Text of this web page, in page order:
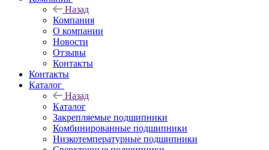
Назад
Компания
О компании
Новости
Отзывы
Контакты
Контакты
Каталог
Назад
Каталог
Закрепляемые подшипники
Комбинированные подшипники
Низкотемпературные подшипники